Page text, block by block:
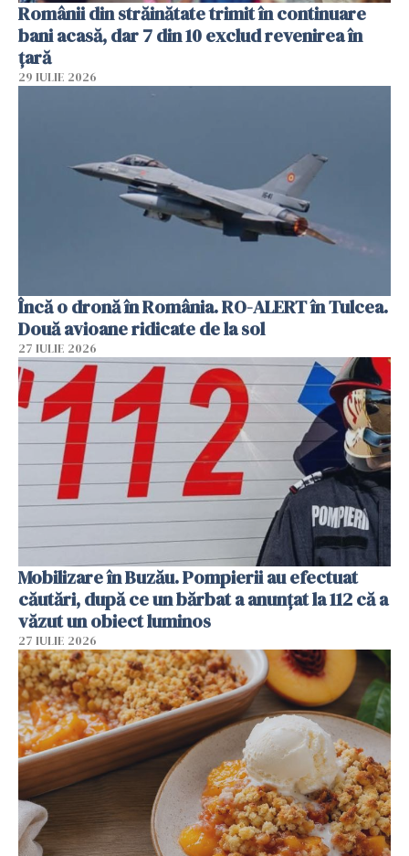
Românii din străinătate trimit în continuare
bani acasă, dar 7 din 10 exclud revenirea în
țară
29 IULIE 2026
Încă o dronă în România. RO-ALERT în Tulcea.
Două avioane ridicate de la sol
27 IULIE 2026
Mobilizare în Buzău. Pompierii au efectuat
căutări, după ce un bărbat a anunțat la 112 că a
văzut un obiect luminos
27 IULIE 2026